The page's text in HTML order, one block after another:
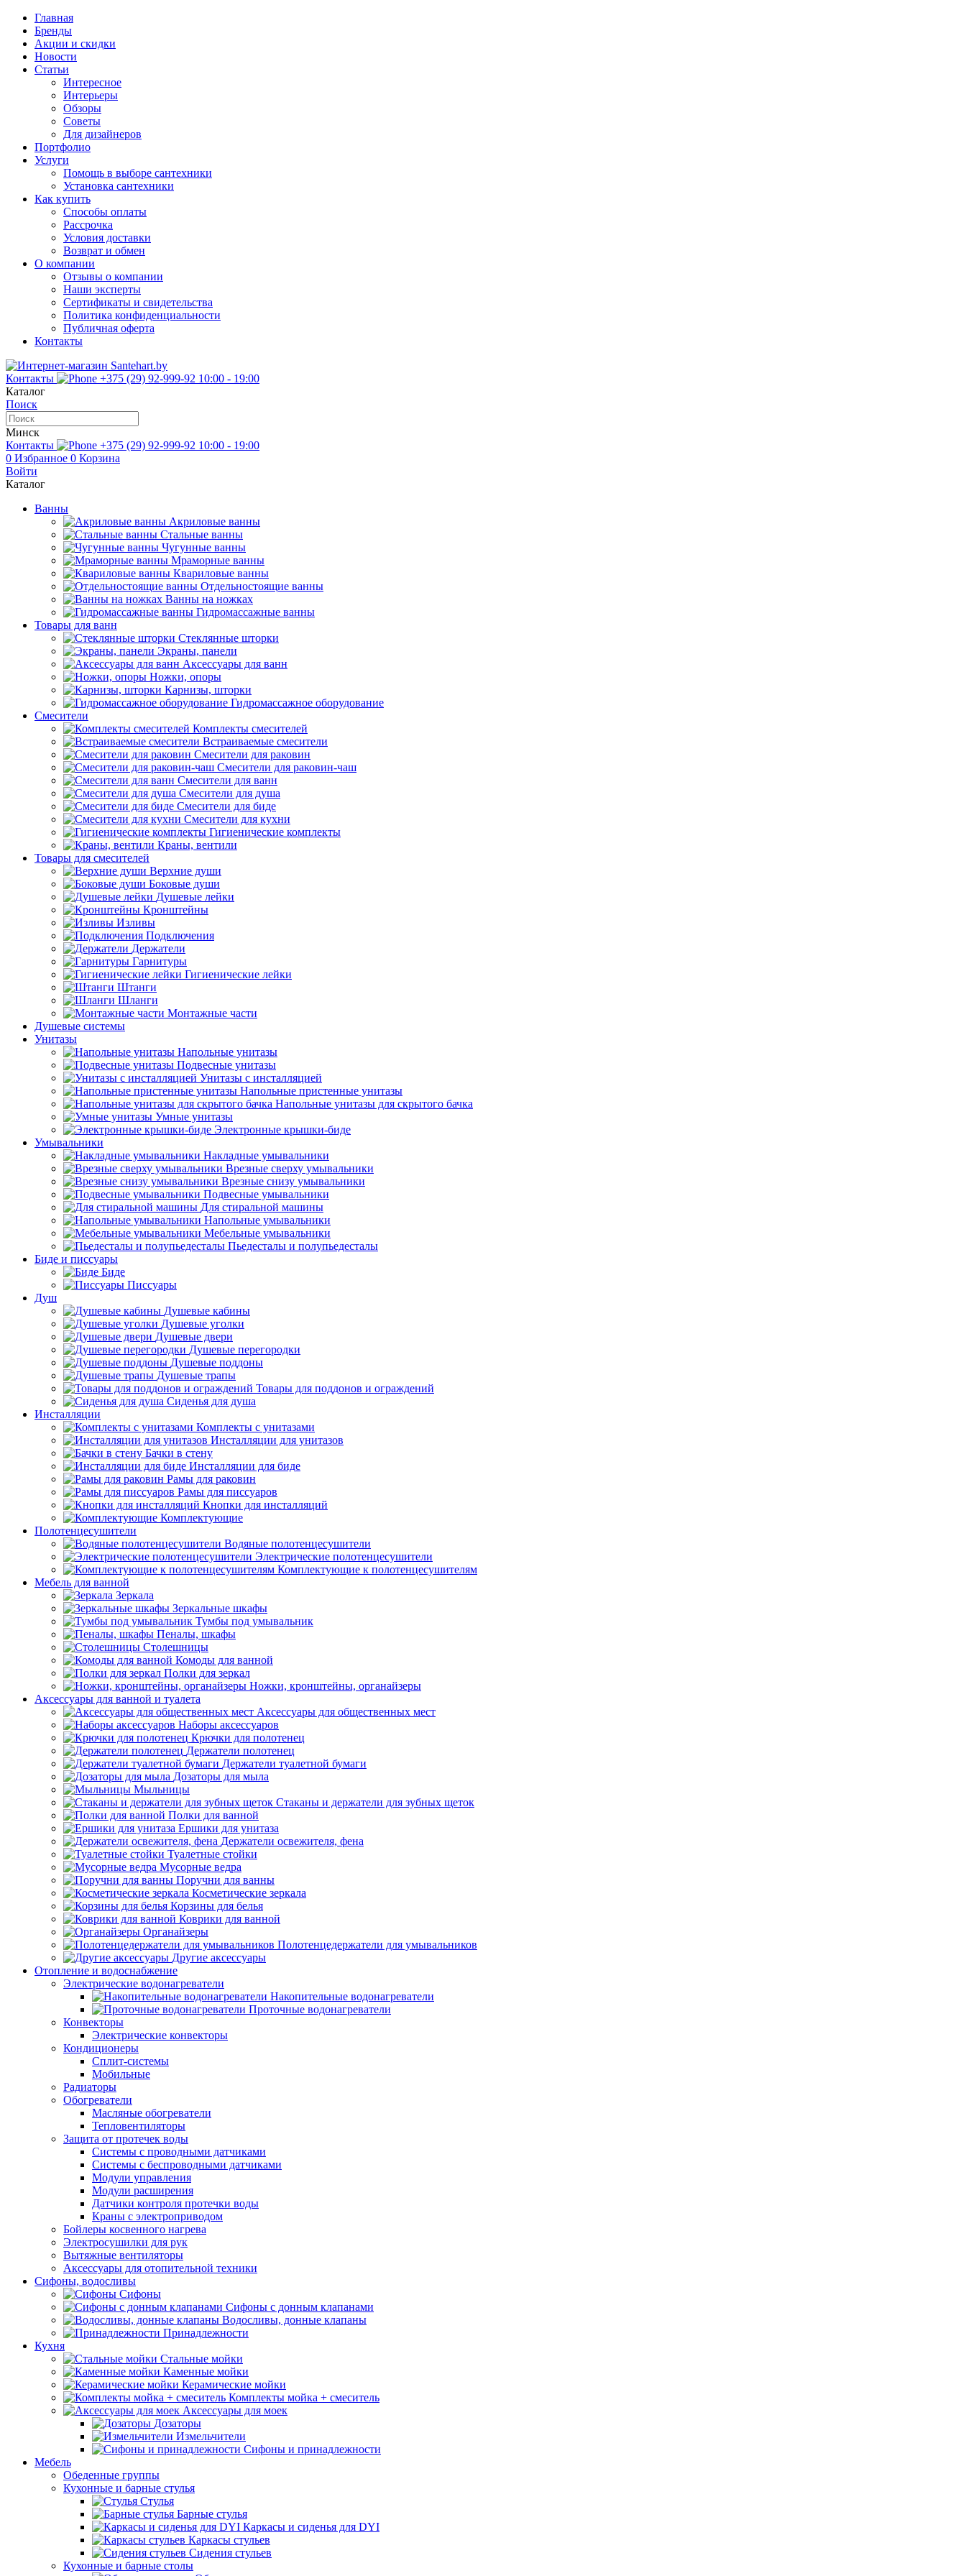
Главная
Бренды
Акции и скидки
Новости
Статьи
Интересное
Интерьеры
Обзоры
Советы
Для дизайнеров
Портфолио
Услуги
Помощь в выборе сантехники
Установка сантехники
Как купить
Способы оплаты
Рассрочка
Условия доставки
Возврат и обмен
О компании
Отзывы о компании
Наши эксперты
Сертификаты и свидетельства
Политика конфиденциальности
Публичная оферта
Контакты
Контакты +375 (29) 92-999-92 10:00 - 19:00
Каталог
Поиск
Минск
Контакты
+375 (29) 92-999-92 10:00 - 19:00
0 Избранное 0 Корзина
Войти
Каталог
Ванны
Акриловые ванны
Стальные ванны
Чугунные ванны
Мраморные ванны
Квариловые ванны
Отдельностоящие ванны
Ванны на ножках
Гидромассажные ванны
Товары для ванн
Стеклянные шторки
Экраны, панели
Аксессуары для ванн
Ножки, опоры
Карнизы, шторки
Гидромассажное оборудование
Смесители
Комплекты смесителей
Встраиваемые смесители
Смесители для раковин
Смесители для раковин-чаш
Смесители для ванн
Смесители для душа
Смесители для биде
Смесители для кухни
Гигиенические комплекты
Краны, вентили
Товары для смесителей
Верхние души
Боковые души
Душевые лейки
Кронштейны
Изливы
Подключения
Держатели
Гарнитуры
Гигиенические лейки
Штанги
Шланги
Монтажные части
Душевые системы
Унитазы
Напольные унитазы
Подвесные унитазы
Унитазы с инсталляцией
Напольные пристенные унитазы
Напольные унитазы для скрытого бачка
Умные унитазы
Электронные крышки-биде
Умывальники
Накладные умывальники
Врезные сверху умывальники
Врезные снизу умывальники
Подвесные умывальники
Для стиральной машины
Напольные умывальники
Мебельные умывальники
Пьедесталы и полупьедесталы
Биде и писсуары
Биде
Писсуары
Душ
Душевые кабины
Душевые уголки
Душевые двери
Душевые перегородки
Душевые поддоны
Душевые трапы
Товары для поддонов и ограждений
Сиденья для душа
Инсталляции
Комплекты с унитазами
Инсталляции для унитазов
Бачки в стену
Инсталляции для биде
Рамы для раковин
Рамы для писсуаров
Кнопки для инсталляций
Комплектующие
Полотенцесушители
Водяные полотенцесушители
Электрические полотенцесушители
Комплектующие к полотенцесушителям
Мебель для ванной
Зеркала
Зеркальные шкафы
Тумбы под умывальник
Пеналы, шкафы
Столешницы
Комоды для ванной
Полки для зеркал
Ножки, кронштейны, органайзеры
Аксессуары для ванной и туалета
Аксессуары для общественных мест
Наборы аксессуаров
Крючки для полотенец
Держатели полотенец
Держатели туалетной бумаги
Дозаторы для мыла
Мыльницы
Стаканы и держатели для зубных щеток
Полки для ванной
Ершики для унитаза
Держатели освежителя, фена
Туалетные стойки
Мусорные ведра
Поручни для ванны
Косметические зеркала
Корзины для белья
Коврики для ванной
Органайзеры
Полотенцедержатели для умывальников
Другие аксессуары
Отопление и водоснабжение
Электрические водонагреватели
Накопительные водонагреватели
Проточные водонагреватели
Конвекторы
Электрические конвекторы
Кондиционеры
Сплит-системы
Мобильные
Радиаторы
Обогреватели
Масляные обогреватели
Тепловентиляторы
Защита от протечек воды
Системы с проводными датчиками
Системы с беспроводными датчиками
Модули управления
Модули расширения
Датчики контроля протечки воды
Краны с электроприводом
Бойлеры косвенного нагрева
Электросушилки для рук
Вытяжные вентиляторы
Аксессуары для отопительной техники
Сифоны, водосливы
Сифоны
Сифоны с донным клапанами
Водосливы, донные клапаны
Принадлежности
Кухня
Стальные мойки
Каменные мойки
Керамические мойки
Комплекты мойка + смеситель
Аксессуары для моек
Дозаторы
Измельчители
Сифоны и принадлежности
Мебель
Обеденные группы
Кухонные и барные стулья
Стулья
Барные стулья
Каркасы и сиденья для DYI
Каркасы стульев
Сидения стульев
Кухонные и барные столы